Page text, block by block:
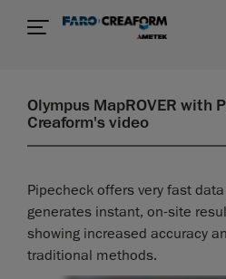
Olympus MapROVER with
Creaform's video
Pipecheck offers very fast
generates instant, on-site
showing increased accuracy
traditional methods.